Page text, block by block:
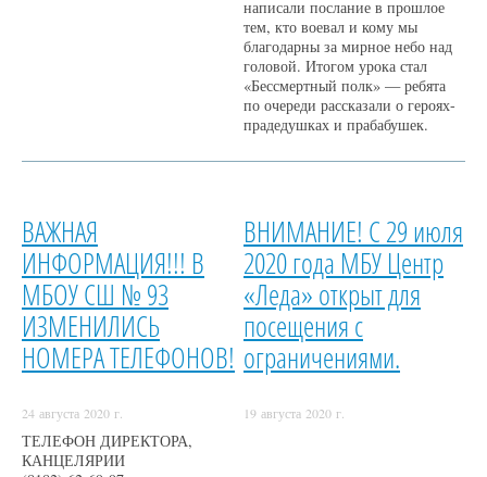
написали послание в прошлое
тем, кто воевал и кому мы
благодарны за мирное небо над
головой. Итогом урока стал
«Бессмертный полк» — ребята
по очереди рассказали о героях-
прадедушках и прабабушек.
ВАЖНАЯ
ИНФОРМАЦИЯ!!! В
МБОУ СШ № 93
ИЗМЕНИЛИСЬ
НОМЕРА ТЕЛЕФОНОВ!
24 августа 2020 г.
ТЕЛЕФОН ДИРЕКТОРА,
КАНЦЕЛЯРИИ
ВНИМАНИЕ! С 29 июля
2020 года МБУ Центр
«Леда» открыт для
посещения с
ограничениями.
19 августа 2020 г.